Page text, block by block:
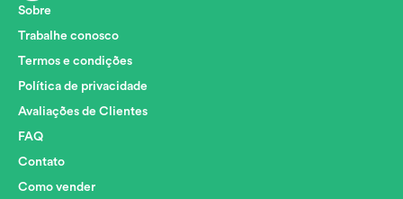
Sobre
Trabalhe conosco
Termos e condições
Política de privacidade
Avaliações de Clientes
FAQ
Contato
Como vender